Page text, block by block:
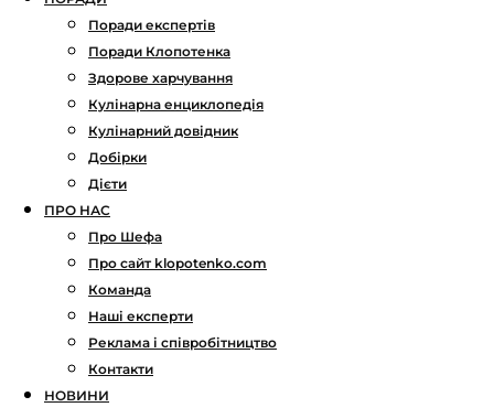
Поради експертів
Поради Клопотенка
Здорове харчування
Кулінарна енциклопедія
Кулінарний довідник
Добірки
Дієти
ПРО НАС
Про Шефа
Про сайт klopotenko.com
Команда
Наші експерти
Реклама і співробітництво
Контакти
НОВИНИ